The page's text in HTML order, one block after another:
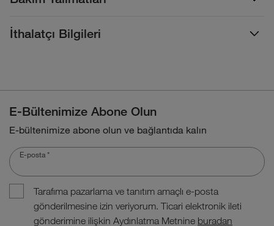
İthalatçı Bilgileri
E-Bültenimize Abone Olun
E-bültenimize abone olun ve bağlantıda kalın
E-posta *
Tarafıma pazarlama ve tanıtım amaçlı e-posta
gönderilmesine izin veriyorum. Ticari elektronik ileti
gönderimine ilişkin Aydınlatma Metnine buradan